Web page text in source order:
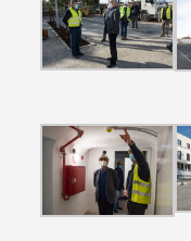
Categorias